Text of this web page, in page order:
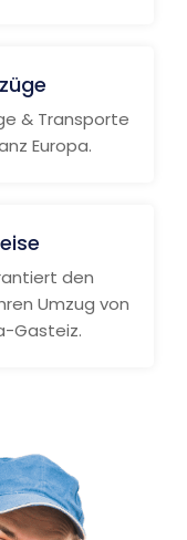
& Transporte
Europa.
den
Umzug von
Gasteiz.